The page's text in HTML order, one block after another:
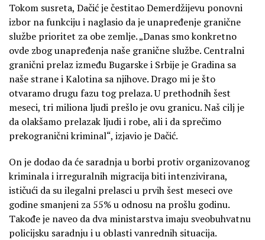
Tokom susreta, Dačić je čestitao Demerdžijevu ponovni
izbor na funkciju i naglasio da je unapređenje granične
službe prioritet za obe zemlje. „Danas smo konkretno
ovde zbog unapređenja naše granične službe. Centralni
granični prelaz između Bugarske i Srbije je Gradina sa
naše strane i Kalotina sa njihove. Drago mi je što
otvaramo drugu fazu tog prelaza. U prethodnih šest
meseci, tri miliona ljudi prešlo je ovu granicu. Naš cilj je
da olakšamo prelazak ljudi i robe, ali i da sprečimo
prekogranični kriminal“, izjavio je Dačić.
On je dodao da će saradnja u borbi protiv organizovanog
kriminala i irreguralnih migracija biti intenzivirana,
ističući da su ilegalni prelasci u prvih šest meseci ove
godine smanjeni za 55% u odnosu na prošlu godinu.
Takođe je naveo da dva ministarstva imaju sveobuhvatnu
policijsku saradnju i u oblasti vanrednih situacija.